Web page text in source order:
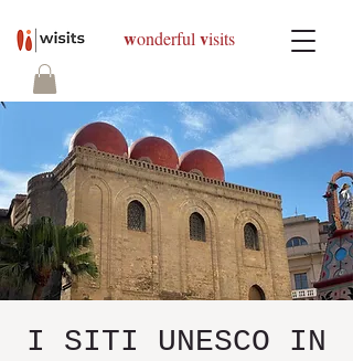
wonderful visits
I SITI UNESCO IN